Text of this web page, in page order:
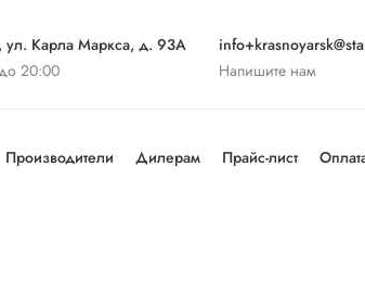
ул. Карла Маркса, д. 93А
20:00
Напишите нам
Производители Дилерам Прайс-лист